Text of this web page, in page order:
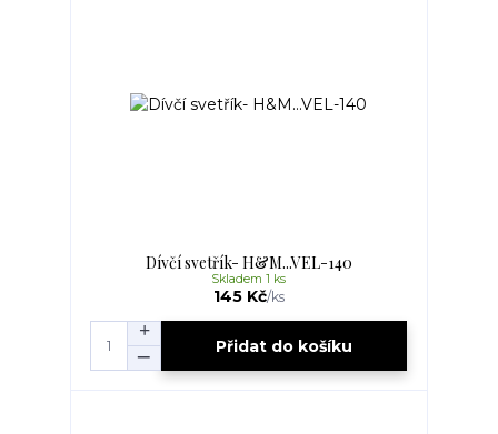
Dívčí svetřík- H&M...VEL-140
145 Kč/ks
Skladem 1 ks
Přidat do košíku